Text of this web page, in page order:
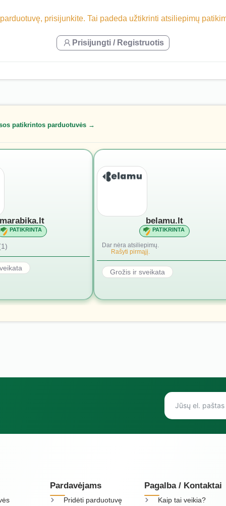
prisijunkite. Tai padeda užtikrinti atsiliepimų
Prisijungti / Registruotis
patikrintos parduotuvės →
PATIKRINTA
belamu.lt
PATIKRINTA
Dar nėra atsiliepimų.
Rašyti pirmąjį.
Grožis ir sveikata
Pardavėjams
Pridėti parduotuvę
Pagalba / Kontaktai
Kaip tai veikia?